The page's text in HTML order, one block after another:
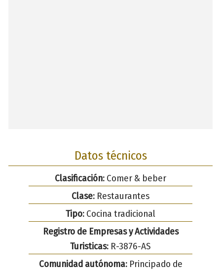
Datos técnicos
Clasificación: Comer & beber
Clase: Restaurantes
Tipo: Cocina tradicional
Registro de Empresas y Actividades
Turisticas: R-3876-AS
Comunidad autónoma:Principado de